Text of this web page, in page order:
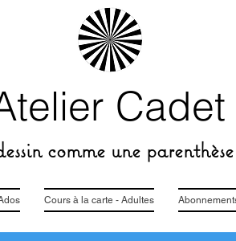
Cadet
comme une
Cours à la carte - Adultes